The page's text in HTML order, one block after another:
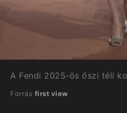
A Fendi 2025-ös őszi téli
Forrás first view